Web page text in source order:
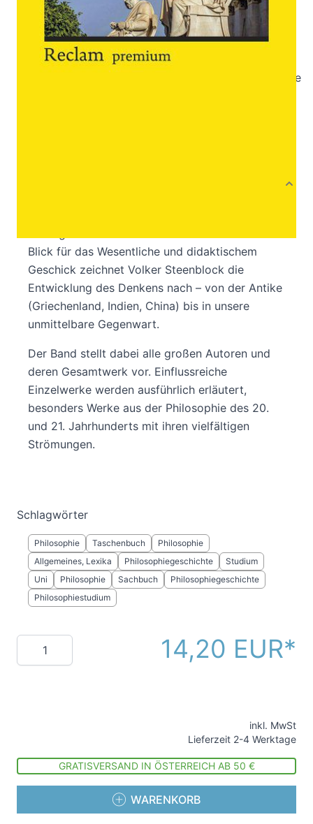
Klappenbroschur
ISBN: 978-3-15-
019634-2
Inhaltsverzeichnis
Leseprobe_Steenblock_Geschichte_der_Philosophie
Blick für das Wesentliche und didaktischem
Geschick zeichnet Volker Steenblock die
Entwicklung des Denkens nach – von der Antike
(Griechenland, Indien, China) bis in unsere
unmittelbare Gegenwart.
Der Band stellt dabei alle großen Autoren und
deren Gesamtwerk vor. Einflussreiche
Einzelwerke werden ausführlich erläutert,
besonders Werke aus der Philosophie des 20.
und 21. Jahrhunderts mit ihren vielfältigen
Strömungen.
Schlagwörter
Philosophie Taschenbuch
Philosophie
Allgemeines, Lexika
Philosophiegeschichte
Studium
Uni
Philosophie Sachbuch
Philosophiegeschichte
Philosophiestudium
Menge 14,20 EUR
inkl. MwSt
Lieferzeit 2-4 Werktage
GRATISVERSAND IN ÖSTERREICH AB 50 €
WARENKORB